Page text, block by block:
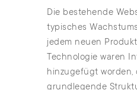
Die bestehende
typisches
jedem neuen
Technologie waren
hinzugefügt worden,
grundlegende